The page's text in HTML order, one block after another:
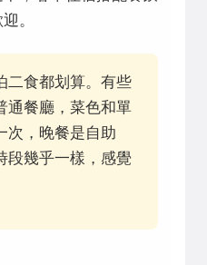
。
二食都划算。有些
通餐廳，菜色和單
次，晚餐是自助
段幾乎一樣，感覺